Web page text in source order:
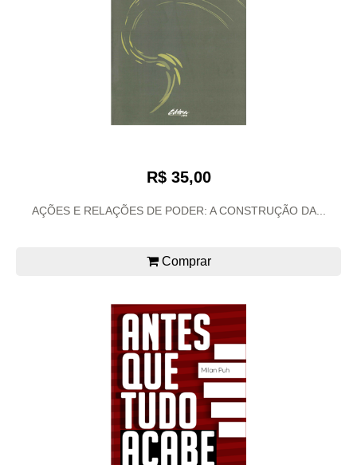
R$ 35,00
AÇÕES E RELAÇÕES DE PODER: A CONSTRUÇÃO DA...
Comprar